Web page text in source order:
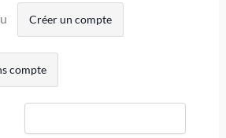
Créer un compte
compte